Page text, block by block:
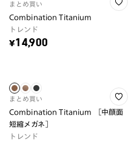
まとめ買い
Combination Titanium
トレンド
¥14,900
まとめ買い
Combination Titanium ［中顔面
短縮メガネ］
トレンド